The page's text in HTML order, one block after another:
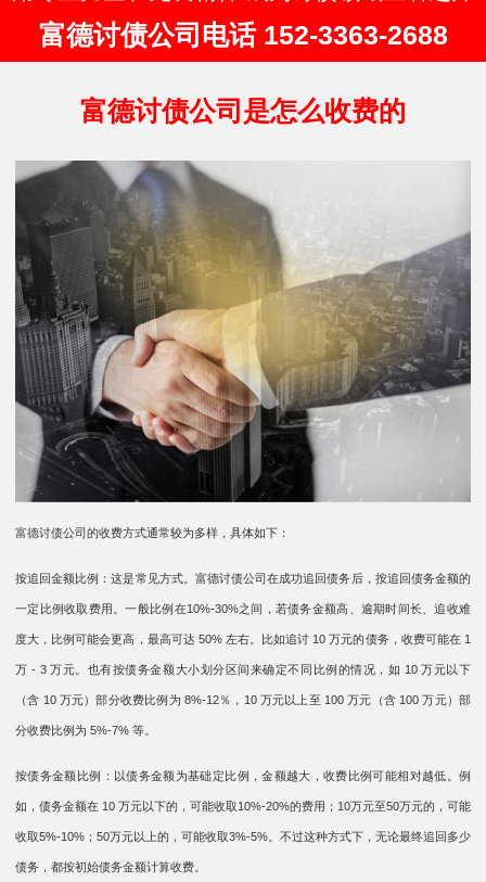
富德讨债公司电话 152-3363-2688
富德讨债公司是怎么收费的
富德讨债公司的收费方式通常较为多样，具体如下：
按追回金额比例：这是常见方式。富德讨债公司在成功追回债务后，按追回债务金额的
一定比例收取费用。一般比例在10%-30%之间，若债务金额高、逾期时间长、追收难
度大，比例可能会更高，最高可达 50% 左右。比如追讨 10 万元的债务，收费可能在 1
万 - 3 万元。也有按债务金额大小划分区间来确定不同比例的情况，如 10 万元以下
（含 10 万元）部分收费比例为 8%-12％，10 万元以上至 100 万元（含 100 万元）部
分收费比例为 5%-7% 等。
按债务金额比例：以债务金额为基础定比例，金额越大，收费比例可能相对越低。例
如，债务金额在 10 万元以下的，可能收取10%-20%的费用；10万元至50万元的，可能
收取5%-10%；50万元以上的，可能收取3%-5%。不过这种方式下，无论最终追回多少
债务，都按初始债务金额计算收费。